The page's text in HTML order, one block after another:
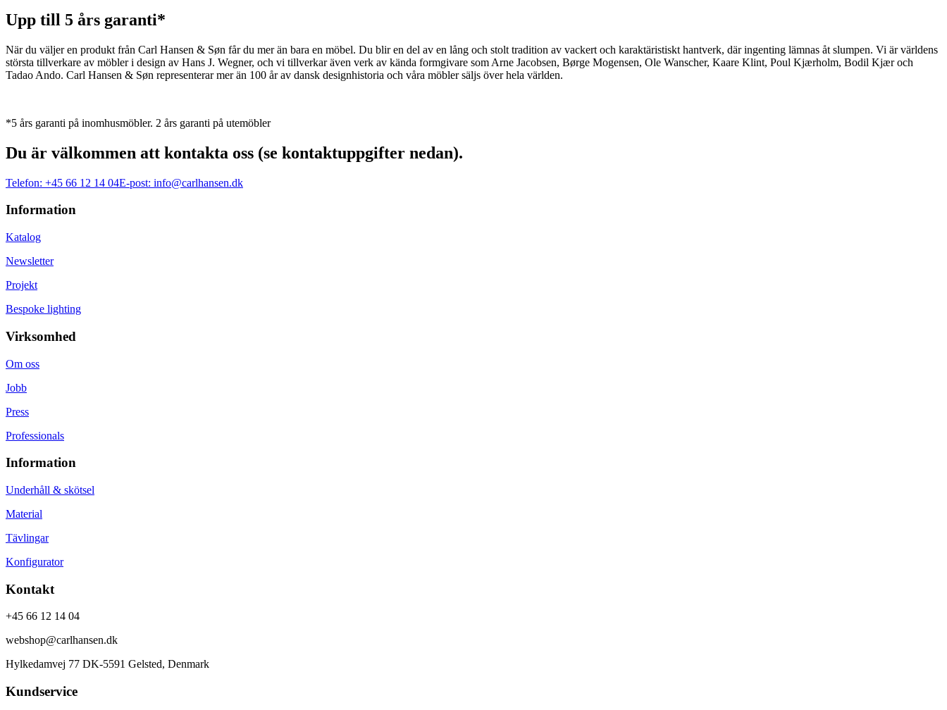
Upp till 5 års garanti*
När du väljer en produkt från Carl Hansen & Søn får du mer än bara en möbel. Du blir en del av en lång och stolt tradition av vackert och karaktäristiskt hantverk, där ingenting lämnas åt slumpen. Vi är världens
största tillverkare av möbler i design av Hans J. Wegner, och vi tillverkar även verk av kända formgivare som Arne Jacobsen, Børge Mogensen, Ole Wanscher, Kaare Klint, Poul Kjærholm, Bodil Kjær och
Tadao Ando. Carl Hansen & Søn representerar mer än 100 år av dansk designhistoria och våra möbler säljs över hela världen.
*5 års garanti på inomhusmöbler. 2 års garanti på utemöbler
Du är välkommen att kontakta oss (se kontaktuppgifter nedan).
Telefon: +45 66 12 14 04E-post: info@carlhansen.dk
Information
Katalog
Newsletter
Projekt
Bespoke lighting
Virksomhed
Om oss
Jobb
Press
Professionals
Information
Underhåll & skötsel
Material
Tävlingar
Konfigurator
Kontakt
+45 66 12 14 04
webshop@carlhansen.dk
Hylkedamvej 77 DK-5591 Gelsted, Denmark
Kundservice